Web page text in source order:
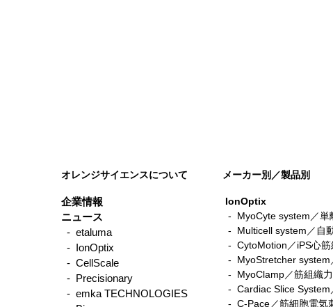
オレンジサイエンスについて メーカー別／製品別
企業情報
ニュース
- etaluma
- IonOptix
- CellScale
- Precisionary
- emka TECHNOLOGIES
IonOptix
- MyoCyte system／単
- Multicell system／自
- CytoMotion／iPS心
- MyoStretcher
- MyoClamp／筋組織
- Cardiac Slice
- C-Pace／筋細胞電気